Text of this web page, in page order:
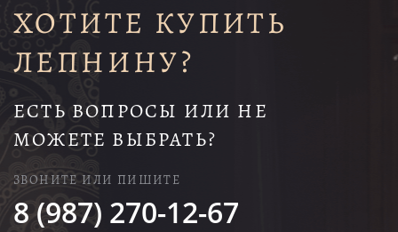
ХОТИТЕ КУПИТЬ
ЛЕПНИНУ?
ЕСТЬ ВОПРОСЫ ИЛИ НЕ
МОЖЕТЕ ВЫБРАТЬ?
ЗВОНИТЕ ИЛИ ПИШИТЕ
8 (987) 270-12-67